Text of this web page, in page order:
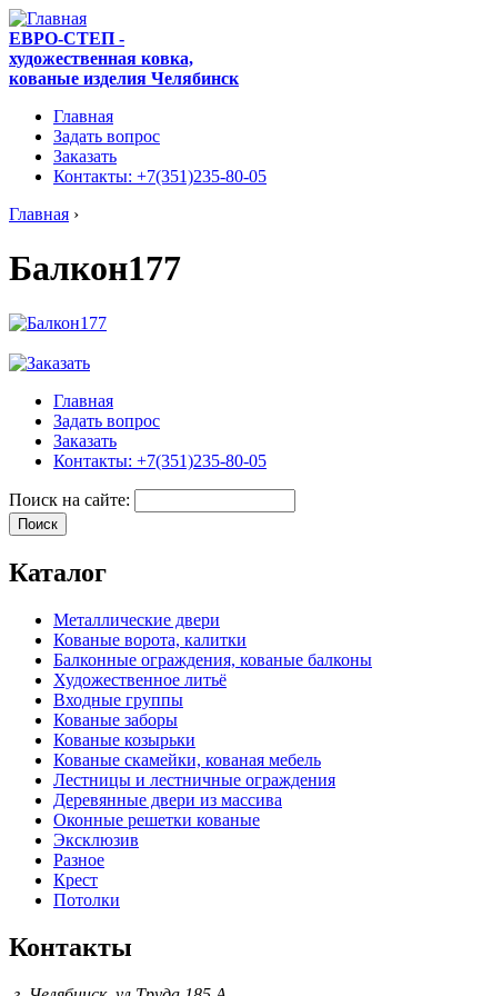
ЕВРО-СТЕП -
художественная ковка,
кованые изделия Челябинск
Главная
Задать вопрос
Заказать
Контакты: +7(351)235-80-05
Главная ›
Балкон177
Главная
Задать вопрос
Заказать
Контакты: +7(351)235-80-05
Поиск на сайте:
Каталог
Металлические двери
Кованые ворота, калитки
Балконные ограждения, кованые балконы
Художественное литьё
Входные группы
Кованые заборы
Кованые козырьки
Кованые скамейки, кованая мебель
Лестницы и лестничные ограждения
Деревянные двери из массива
Оконные решетки кованые
Эксклюзив
Разное
Крест
Потолки
Контакты